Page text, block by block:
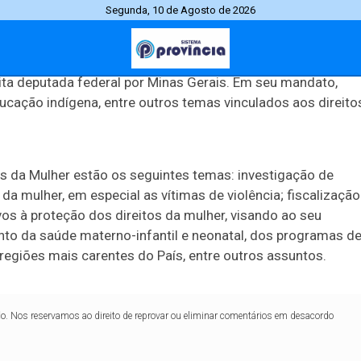
Segunda, 10 de Agosto de 2026
Jornal Província Polícia l Trânsito Cidades
Aumento Homicídios Trânsito Tenente Portela
Xakriabá. Ela foi parte da primeira turma de educação
em 2013, tendo concluído um mestrado em
(UNB), em 2018.
deputada federal por Minas Gerais. Em seu mandato,
indígena, entre outros temas vinculados aos
da Mulher estão os seguintes temas: investigação de
mulher, em especial as vítimas de violência;
à proteção dos direitos da mulher, visando ao seu
da saúde materno-infantil e neonatal, dos programas de
mais carentes do País, entre outros assuntos.
Nos reservamos ao direito de reprovar ou eliminar comentários em desacordo